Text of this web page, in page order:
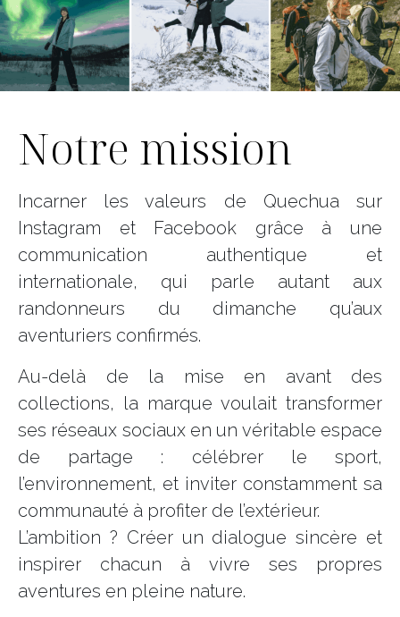
Notre mission
Incarner les valeurs de Quechua sur
Instagram et Facebook grâce à une
communication authentique et
internationale, qui parle autant aux
randonneurs du dimanche qu’aux
aventuriers confirmés.
Au-delà de la mise en avant des
collections, la marque voulait transformer
ses réseaux sociaux en un véritable espace
de partage : célébrer le sport,
l’environnement, et inviter constamment sa
communauté à profiter de l’extérieur.
L’ambition ? Créer un dialogue sincère et
inspirer chacun à vivre ses propres
aventures en pleine nature.